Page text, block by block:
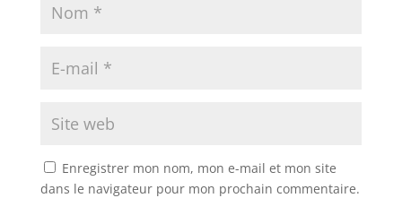
Enregistrer mon nom, mon e-mail et mon site
dans le navigateur pour mon prochain commentaire.